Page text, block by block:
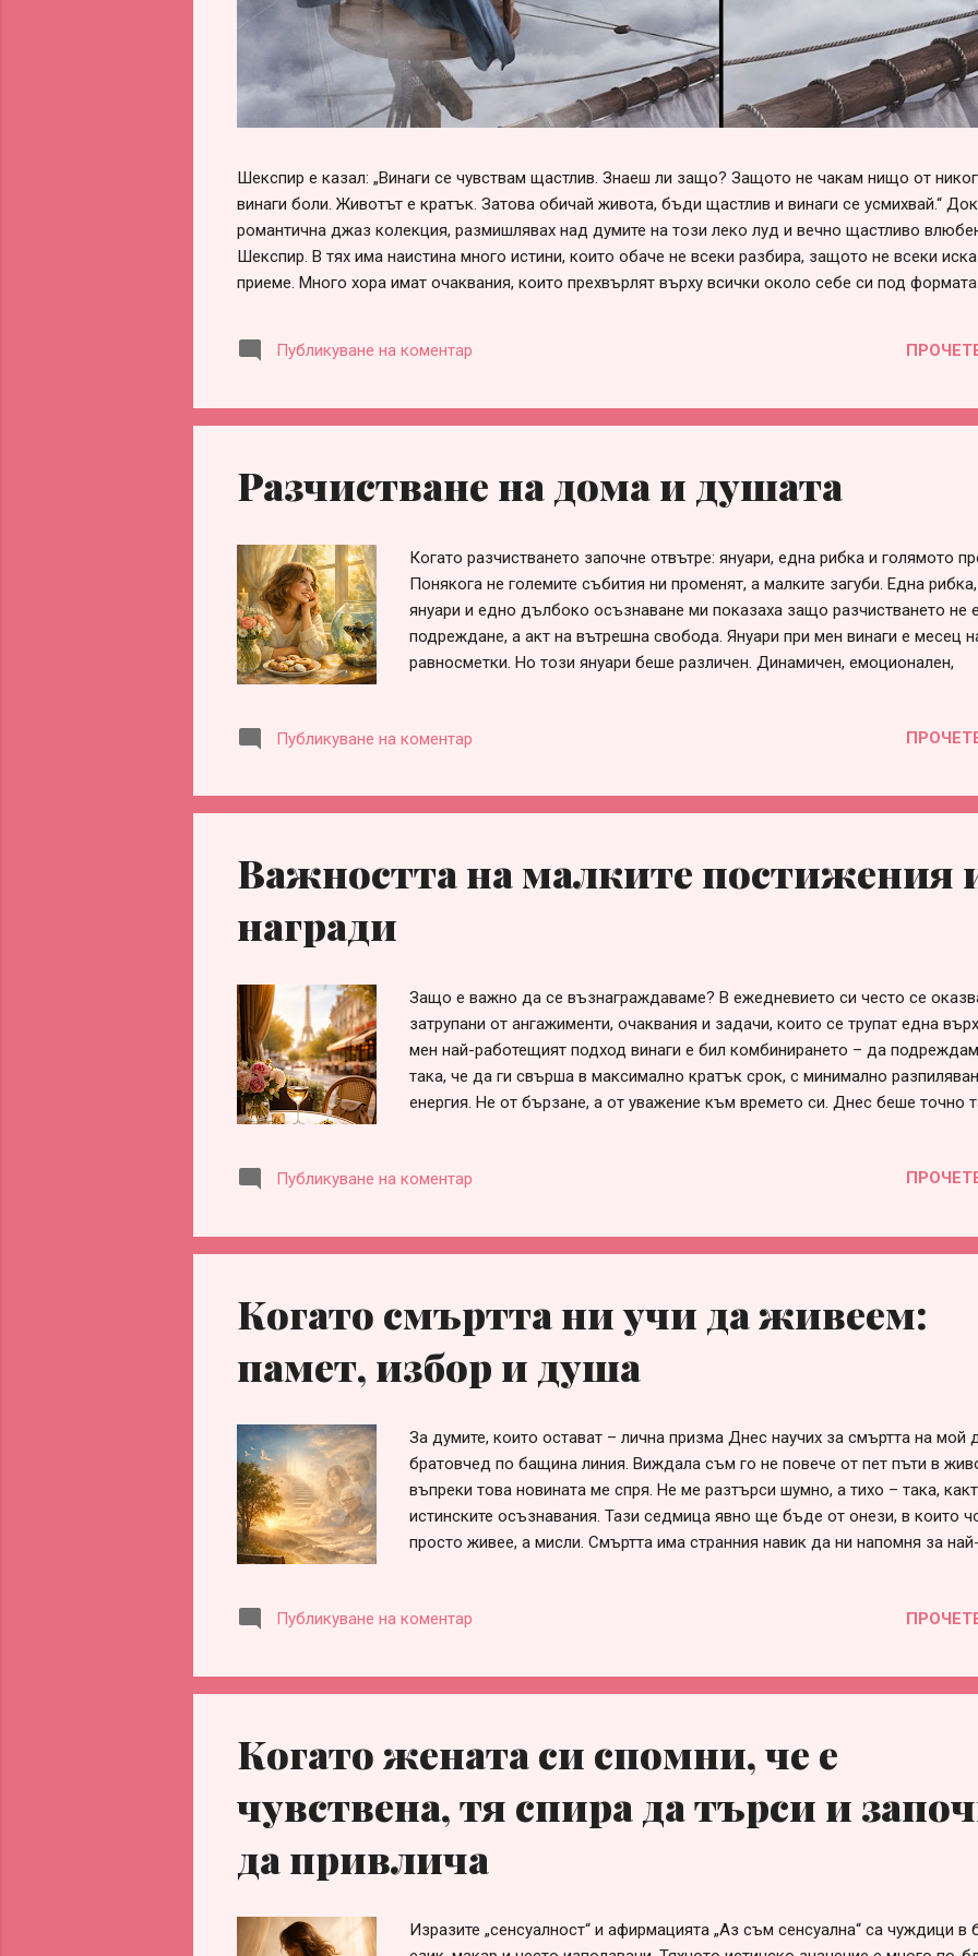
Шекспир е казал: „Винаги се чувствам щастлив. Знаеш ли защо? Защото не чакам нищо от
винаги боли. Животът е кратък. Затова обичай живота, бъди щастлив и винаги се усмихвай.“
романтична джаз колекция, размишлявах над думите на този леко луд и вечно щастливо
Шекспир. В тях има наистина много истини, които обаче не всеки разбира, защото не всеки
приеме. Много хора имат очаквания, които прехвърлят върху всички около себе си под
оформи сам, ако честно погледне в сърцето си. Така или иначе, болка във взаимоотношенията
заради разочарования, гледане през различна призма и личностна мотивация, за която няма
партньорство. Истината обаче е много проста – когато един човек не събира смелост да заяви
Публикуване на коментар
Разчистване на дома и душата
Когато разчистването започне отвътре: януари, една рибка и голямото
Понякога не големите събития ни променят, а малките загуби. Една
януари и едно дълбоко осъзнаване ми показаха защо разчистването не
подреждане, а акт на вътрешна свобода. Януари при мен винаги е месец
равносметки. Но този януари беше различен. Динамичен, емоционален,
дойде по най-неочаквания начин. Моята малка рибка-телескоп си отиде.
„само рибка“, но остави следа. Остави и спомени. И едно много ясно
Причината да си отиде, поне според мен, беше проста и болезнено
прозрението: ако не разчистваш навреме, нещо умира. Първата ми мисъл,
Публикуване на коментар
Важността на малките постижения
награди
Защо е важно да се възнаграждаваме? В ежедневието си често се
затрупани от ангажименти, очаквания и задачи, които се трупат една
мен най-работещият подход винаги е бил комбинирането – да
така, че да ги свърша в максимално кратък срок, с минимално
енергия. Не от бързане, а от уважение към времето си. Днес беше точно
а как се чувствам , какво мога да подобря и как да продължа напред по-
всъщност започва от яснотата в ума. Малката награда като акт на грижа
вътрешен разговор със себе си седнах в едно ново за мен място – Cafe
които са го усетили, Париж не е просто град – той е усещане за дом, ...
Публикуване на коментар
Когато смъртта ни учи да живеем:
памет, избор и душа
За думите, които остават – лична призма Днес научих за смъртта на мой
братовчед по бащина линия. Виждала съм го не повече от пет пъти в
въпреки това новината ме спря. Не ме разтърси шумно, а тихо – така,
истинските осъзнавания. Тази седмица явно ще бъде от онези, в които
просто живее, а мисли. Смъртта има странния навик да ни напомня за най-
елементарно, но се оказват най-трудните за изричане. Може би защото
тези думи. Някои се смущават. Други ги приемат като нещо излишно. Аз
съзнателно . За мен те не са навик, а избор. Форма на присъствие – не
физическо, но и вътрешно. Не всеки е готов да го приеме и това е
затова избрах да живея сама, вместо да споделям живота си...
Публикуване на коментар
Когато жената си спомни, че е
чувствена, тя спира да търси и
да привлича
Изразите „сенсуалност“ и афирмацията „Аз съм сенсуална“ са чуждици в